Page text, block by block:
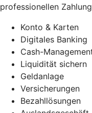
professionellen
Konto & Karten
Digitales Banking
Cash-
Liquidität sichern
Geldanlage
Versicherungen
Bezahllösungen